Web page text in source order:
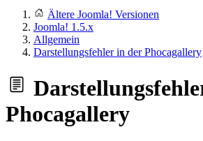
Ältere Joomla! Versionen
Joomla! 1.5.x
Allgemein
Darstellungsfehler in der Phocagallery
Phocagallery